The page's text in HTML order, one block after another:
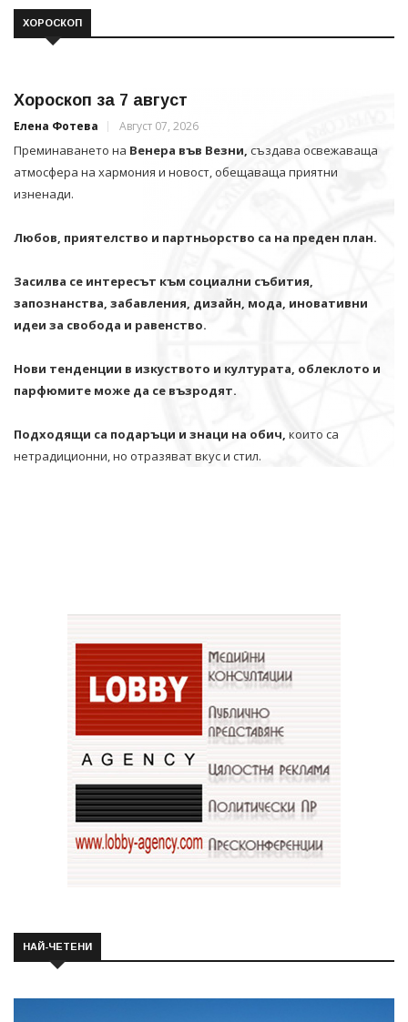
ХОРОСКОП
Хороскоп за 7 август
Елена Фотева Август 07, 2026
Преминаването на Венера във Везни, създава освежаваща
атмосфера на хармония и новост, обещаваща приятни
изненади.
Любов, приятелство и партньорство са на преден план.
Засилва се интересът към социални събития,
запознанства, забавления, дизайн, мода, иновативни
идеи за свобода и равенство.
Нови тенденции в изкуството и културата, облеклото и
парфюмите може да се възродят.
Подходящи са подаръци и знаци на обич, които са
нетрадиционни, но отразяват вкус и стил.
НАЙ-ЧЕТЕНИ